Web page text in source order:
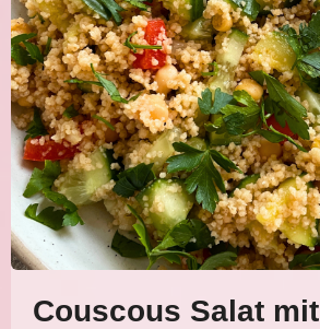
Couscous Salat mit